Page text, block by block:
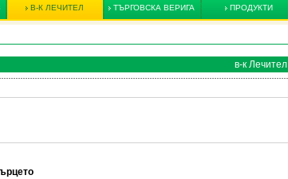
В-К ЛЕЧИТЕЛ ТЪРГОВСКА ВЕРИГА ПРОДУКТИ
в-к Лечител